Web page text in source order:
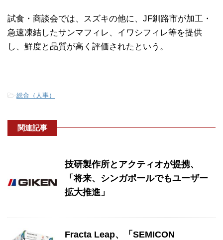
試食・商談会では、スズキの他に、JF釧路市が加工・
急速凍結したサンマフィレ、イワシフィレ等を提供
し、鮮度と品質が高く評価されたという。
-総合（人事）
関連記事
技研製作所とアクティオが提携、
「将来、シンガポールでもユーザー
拡大推進」
Fracta Leap、「SEMICON